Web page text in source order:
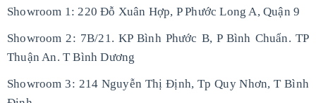
Showroom 1: 220 Đỗ Xuân Hợp, P Phước Long A, Quận 9
Showroom 2: 7B/21. KP Bình Phước B, P Bình Chuẩn. TP
Thuận An. T Bình Dương
Showroom 3: 214 Nguyễn Thị Định, Tp Quy Nhơn, T Bình